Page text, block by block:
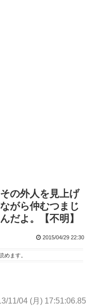
の外人を見上げ
がら仲むつまじ
だよ。【不明】
2015/04/29 22:30
めます。
11/04 (月) 17:51:06.85